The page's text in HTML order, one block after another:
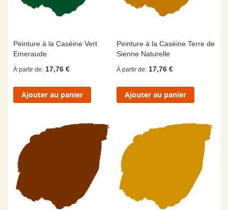
Peinture à la Caséine Vert
Emeraude
À partir de 17,76 €
Ajouter au panier
Peinture à la Caséine Terre de
Sienne Naturelle
À partir de 17,76 €
Ajouter au panier